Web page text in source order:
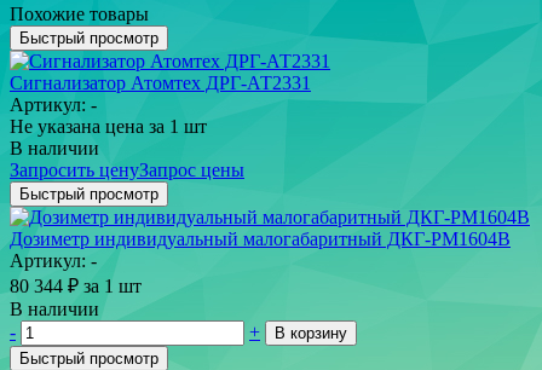
Похожие товары
Быстрый просмотр
Сигнализатор Атомтех ДРГ-АТ2331
Артикул: -
Не указана цена за 1 шт
В наличии
Запросить ценуЗапрос цены
Быстрый просмотр
Дозиметр индивидуальный малогабаритный ДКГ-РМ1604В
Артикул: -
80 344 ₽ за 1 шт
В наличии
-
+
В корзину
Быстрый просмотр